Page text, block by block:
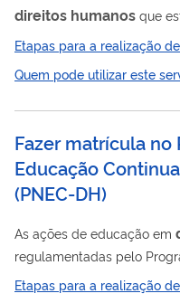
direitos humanos que
decorrência de sua
Programa de Proteção aos
implementado por meio
junto às instituições
Etapas para a realização
Quem pode utilizar este
Fazer matrícula
Educação
(PNEC-DH)
As ações de educação em
regulamentadas pelo
Continuada emDireitos
Etapas para a realização